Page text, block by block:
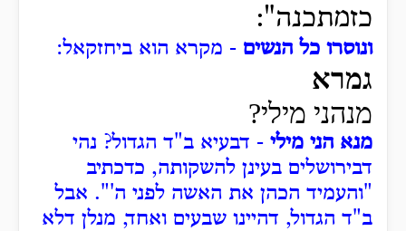
כזמתכנה":
ונוסרו כל הנשים - מקרא הוא ביחזקאל:
גמרא
מנהני מילי?
מנא הני מילי - דבעיא ב"ד הגדול? נהי
דבירושלים בעינן להשקותה, כדכתיב
"והעמיד הכהן את האשה לפני ה'". אבל
ב"ד הגדול, דהיינו שבעים ואחד, מנלן דלא